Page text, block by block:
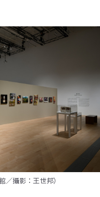
／攝影：王世邦）